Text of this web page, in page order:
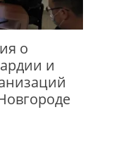
о
и